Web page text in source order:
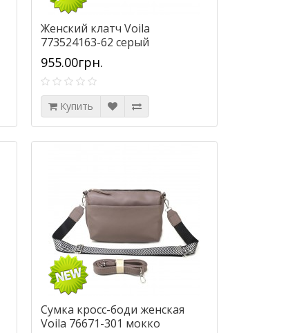
Женский клатч Voila
773524163-62 серый
955.00грн.
Купить
Сумка кросс-боди женская
Voila 76671-301 мокко